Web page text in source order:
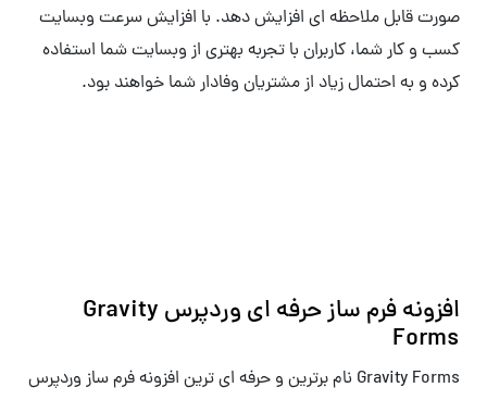
صورت قابل ملاحظه ای افزایش دهد. با افزایش سرعت وبسایت
کسب و کار شما، کاربران با تجربه بهتری از وبسایت شما استفاده
کرده و به احتمال زیاد از مشتریان وفادار شما خواهند بود.
افزونه فرم ساز حرفه ای وردپرس Gravity
Forms
Gravity Forms نام برترین و حرفه ای ترین افزونه فرم ساز وردپرس